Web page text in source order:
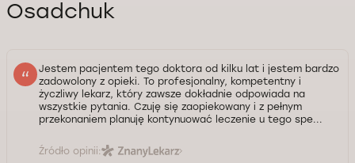
Osadchuk
Jestem pacjentem tego doktora od kilku lat i jestem bardzo
zadowolony z opieki. To profesjonalny, kompetentny i
życzliwy lekarz, który zawsze dokładnie odpowiada na
wszystkie pytania. Czuję się zaopiekowany i z pełnym
przekonaniem planuję kontynuować leczenie u tego spe...
Źródło opinii: